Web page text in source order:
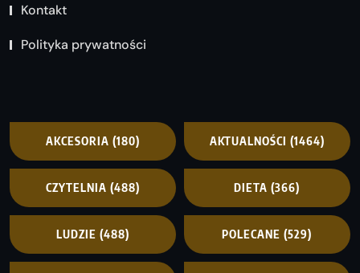
Kontakt
Polityka prywatności
AKCESORIA (180) AKTUALNOŚCI (1464)
CZYTELNIA (488) DIETA (366)
LUDZIE (488) POLECANE (529)